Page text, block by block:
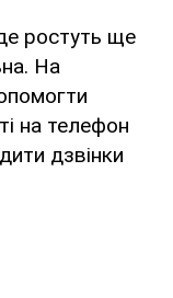
ростуть ще
На
на телефон
дзвінки